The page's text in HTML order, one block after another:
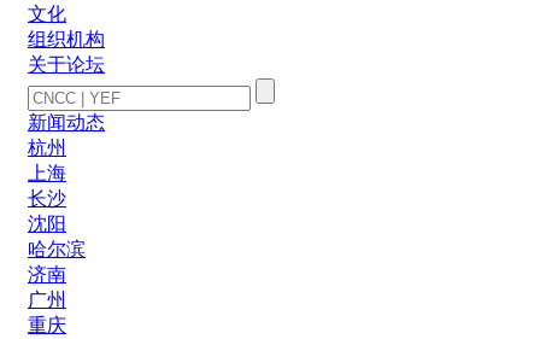
文化
组织机构
关于论坛
新闻动态
杭州
上海
长沙
沈阳
哈尔滨
济南
广州
重庆